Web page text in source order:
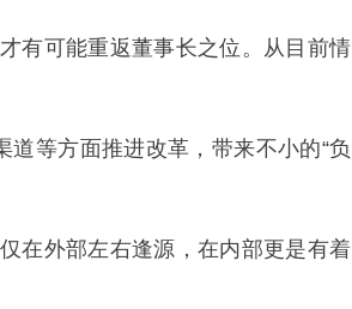
有可能重返董事长之位。从目前情
等方面推进改革，带来不小的“负
在外部左右逢源，在内部更是有着